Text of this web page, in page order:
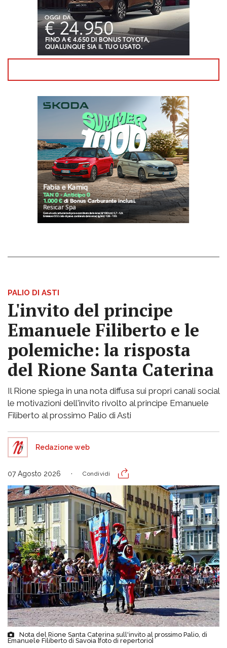
PALIO DI ASTI
L'invito del principe
Emanuele Filiberto e le
polemiche: la risposta
del Rione Santa Caterina
Il Rione spiega in una nota diffusa sui propri canali social
le motivazioni dell'invito rivolto al principe Emanuele
Filiberto al prossimo Palio di Asti
Redazione web
07 Agosto 2026 Condividi
Nota del Rione Santa Caterina sull'invito al prossimo Palio, di
Emanuele Filiberto di Savoia [foto di repertorio]